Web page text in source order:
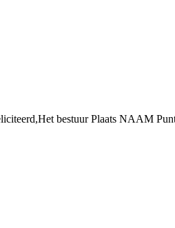
bestuur Plaats NAAM